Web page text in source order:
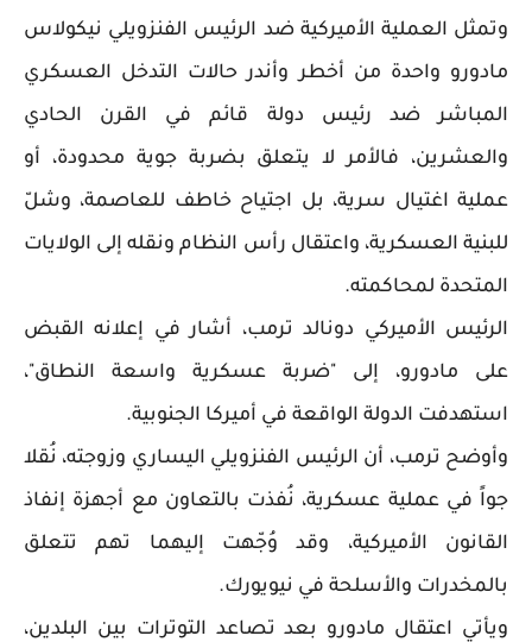
وتمثل العملية الأميركية ضد الرئيس الفنزويلي نيكولاس
مادورو واحدة من أخطر وأندر حالات التدخل العسكري
المباشر ضد رئيس دولة قائم في القرن الحادي
والعشرين، فالأمر لا يتعلق بضربة جوية محدودة، أو
عملية اغتيال سرية، بل اجتياح خاطف للعاصمة، وشلّ
للبنية العسكرية، واعتقال رأس النظام ونقله إلى الولايات
المتحدة لمحاكمته.
الرئيس الأميركي دونالد ترمب، أشار في إعلانه القبض
على مادورو، إلى "ضربة عسكرية واسعة النطاق"،
استهدفت الدولة الواقعة في أميركا الجنوبية.
وأوضح ترمب، أن الرئيس الفنزويلي اليساري وزوجته، نُقلا
جواً في عملية عسكرية، نُفذت بالتعاون مع أجهزة إنفاذ
القانون الأميركية، وقد وُجّهت إليهما تهم تتعلق
بالمخدرات والأسلحة في نيويورك.
ويأتي اعتقال مادورو بعد تصاعد التوترات بين البلدين،